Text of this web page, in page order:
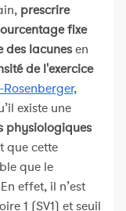
prescrire
fixe
des lacunesen
de l'exercice
existe une
physiologiques
que cette
que le
effet, il n’est
1 (SV1) et seuil